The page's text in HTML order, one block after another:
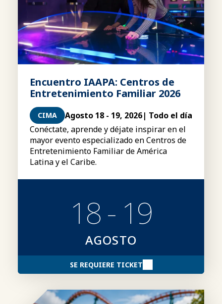
Encuentro IAAPA: Centros de
Entretenimiento Familiar 2026
CIMA Agosto 18 - 19, 2026| Todo el día
Conéctate, aprende y déjate inspirar en el
mayor evento especializado en Centros de
Entretenimiento Familiar de América
Latina y el Caribe.
18 - 19
AGOSTO
SE REQUIERE TICKET